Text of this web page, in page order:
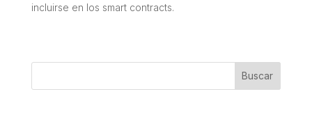
incluirse en los smart contracts.
Buscar